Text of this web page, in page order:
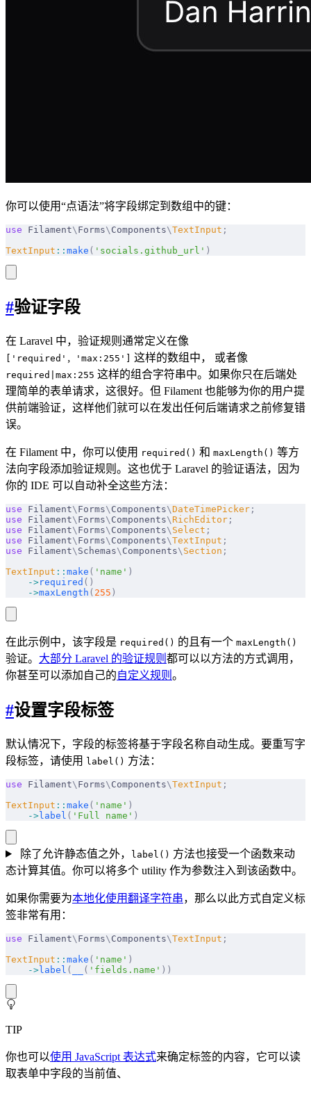
你可以使用“点语法”将字段绑定到数组中的键：
use Filament\ Forms\ Components\TextInput ;
TextInput :: make ( 'socials.github_url' )
#验证字段
在 Laravel 中，验证规则通常定义在像
['required'，'max:255'] 这样的数组中， 或者像
required|max:255 这样的组合字符串中。如果你只在后端处
理简单的表单请求，这很好。但 Filament 也能够为你的用户提
供前端验证，这样他们就可以在发出任何后端请求之前修复错
误。
在 Filament 中，你可以使用 required() 和 maxLength() 等方
法向字段添加验证规则。这也优于 Laravel 的验证语法，因为
你的 IDE 可以自动补全这些方法：
use Filament\ Forms\ Components\DateTimePicker ;
use Filament\ Forms\ Components\ RichEditor ;
use Filament\ Forms\ Components\ Select ;
use Filament\ Forms\ Components\TextInput ;
use Filament\ Schemas\ Components\ Section ;
TextInput :: make ( 'name' )
    ->
required ()
    ->
maxLength ( 255 )
在此示例中，该字段是 required() 的且有一个 maxLength()
验证。 大部分 Laravel 的验证规则 都可以以方法的方式调用，
你甚至可以添加自己的自定义规则 。
#设置字段标签
默认情况下，字段的标签将基于字段名称自动生成。要重写字
段标签，请使用 label() 方法：
use Filament\ Forms\ Components\TextInput ;
TextInput :: make ( 'name' )
    ->
label ( 'Full name' )
除了允许静态值之外， label() 方法也接受一个函数来动
态计算其值。你可以将多个 utility 作为参数注入到该函数中。
如果你需要为本地化使用翻译字符串，那么以此方式自定义标
签非常有用：
use Filament\ Forms\ Components\TextInput ;
TextInput :: make ( 'name' )
    ->
label ( ( 'fields.name' ))
TIP
你也可以使用 JavaScript 表达式来确定标签的内容，它可以读
取表单中字段的当前值、